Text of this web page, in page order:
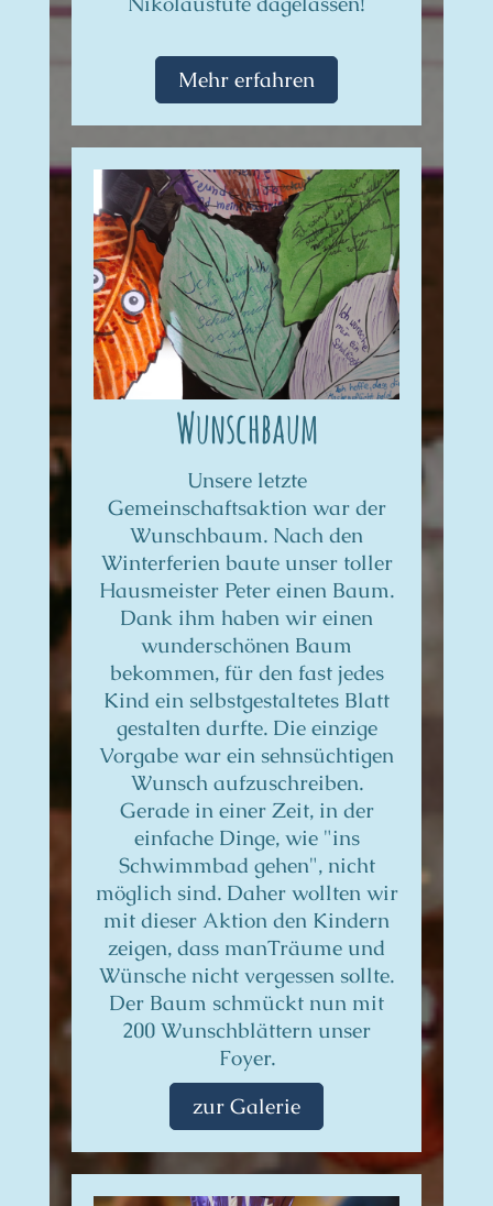
Mehr erfahren
Wunschbaum
Unsere letzte
Gemeinschaftsaktion war der
Wunschbaum. Nach den
Winterferien baute unser toller
Hausmeister Peter einen Baum.
Dank ihm haben wir einen
wunderschönen Baum
bekommen, für den fast jedes
Kind ein selbstgestaltetes Blatt
gestalten durfte. Die einzige
Vorgabe war ein sehnsüchtigen
Wunsch aufzuschreiben.
Gerade in einer Zeit, in der
einfache Dinge, wie "ins
Schwimmbad gehen", nicht
möglich sind. Daher wollten wir
mit dieser Aktion den Kindern
zeigen, dass manTräume und
Wünsche nicht vergessen sollte.
Der Baum schmückt nun mit
200 Wunschblättern unser
Foyer.
zur Galerie